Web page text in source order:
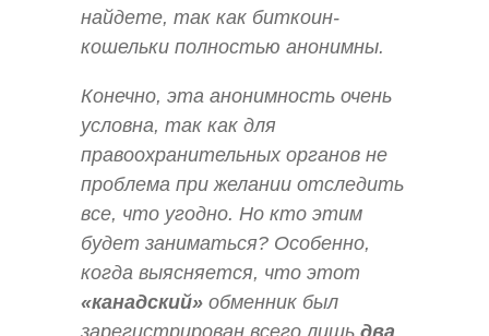
найдете, так как биткоин-
кошельки полностью анонимны.
Конечно, эта анонимность очень
условна, так как для
правоохранительных органов не
проблема при желании отследить
все, что угодно. Но кто этим
будет заниматься? Особенно,
когда выясняется, что этот
«канадский» обменник был